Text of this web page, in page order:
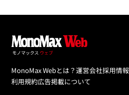
MonoMax Webとは？運営会社採用情報
利用規約広告掲載について